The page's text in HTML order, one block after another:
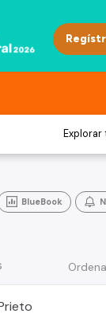
Explorar
BlueBook